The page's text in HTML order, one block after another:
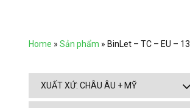
Home » Sản phẩm » BinLet – TC – EU – 13
XUẤT XỨ: CHÂU ÂU + MỸ